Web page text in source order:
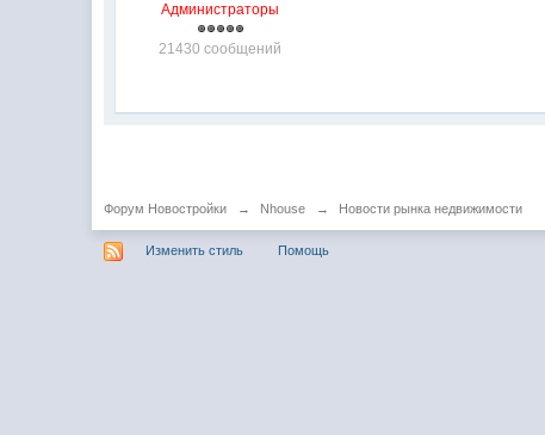
Администраторы
21430 сообщений
Форум Новостройки → Nhouse → Новости рынка недвижимости
Изменить стиль Помощь